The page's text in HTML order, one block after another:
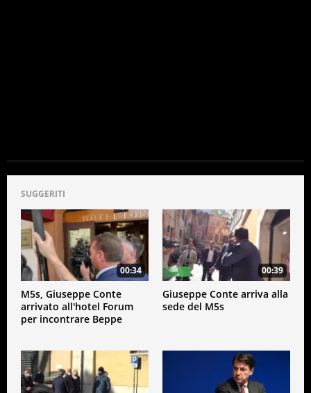
SUGGERITI
00:34
M5s, Giuseppe Conte
arrivato all'hotel Forum
per incontrare Beppe
00:39
Giuseppe Conte arriva alla
sede del M5s